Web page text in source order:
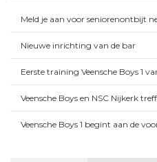
Meld je aan voor seniorenontbijt
Nieuwe inrichting van de bar
Eerste training Veensche Boys 1
Veensche Boys en NSC Nijkerk
Veensche Boys 1 begint aan de